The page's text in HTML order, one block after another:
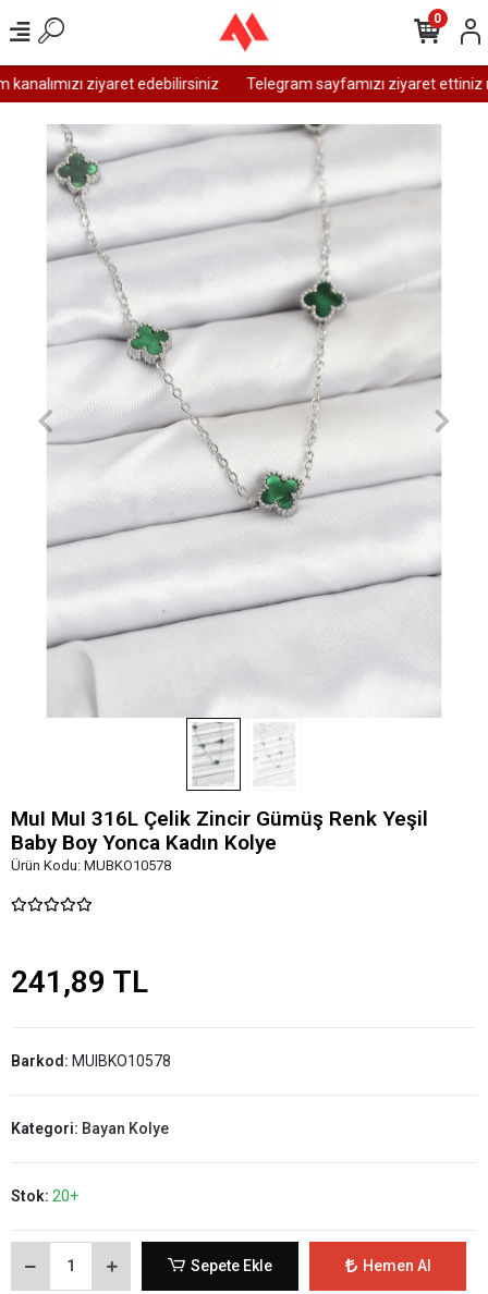
ziyaret edebilirsiniz Telegram sayfamızı ziyaret ettiniz
0
MuI MuI 316L Çelik Zincir Gümüş Renk Yeşil
Baby Boy Yonca Kadın Kolye
Ürün Kodu: MUBKO10578
241,89 TL
Barkod: MUIBKO10578
Kategori: Bayan Kolye
Stok: 20+
Sepete Ekle Hemen Al